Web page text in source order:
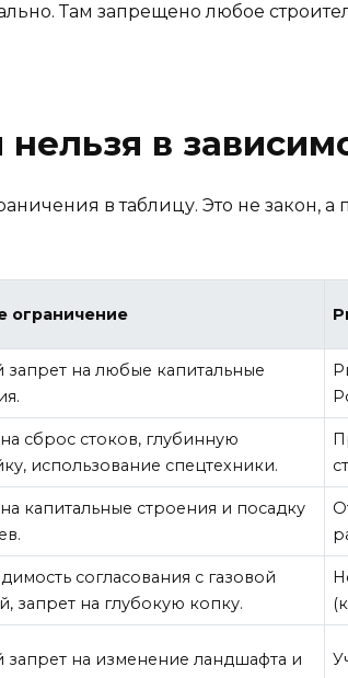
Там запрещено любое
в
в таблицу. Это не закон,
ограничение
на любые капитальные
сброс стоков, глубинную
использование спецтехники.
капитальные строения и посадку
согласования с газовой
запрет на глубокую копку.
на изменение ландшафта и